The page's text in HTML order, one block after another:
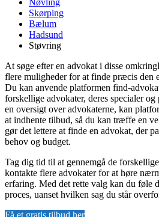
Skørping
Bælum
Hadsund
Støvring
At søge efter en advokat i disse
flere muligheder for at finde præcis den
Du kan anvende platformen find-
forskellige advokater, deres specialer
en oversigt over advokaterne, kan
at indhente tilbud, så du kan træffe en
gør det lettere at finde en advokat, der
behov og budget.
Tag dig tid til at gennemgå de
kontakte flere advokater for at høre
erfaring. Med det rette valg kan du føle
proces, uanset hvilken sag du står
Få et gratis tilbud her